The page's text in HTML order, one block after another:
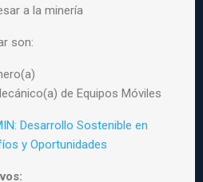
a la minería
son:
de Equipos Móviles
Desarrollo Sostenible en
y Oportunidades